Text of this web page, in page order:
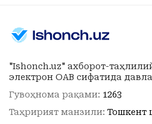
"Ishonch.uz" ахборот-
электрон ОАВ сифатида
Гувоҳнома рақами: 1263
Таҳририят манзили: Тошкент